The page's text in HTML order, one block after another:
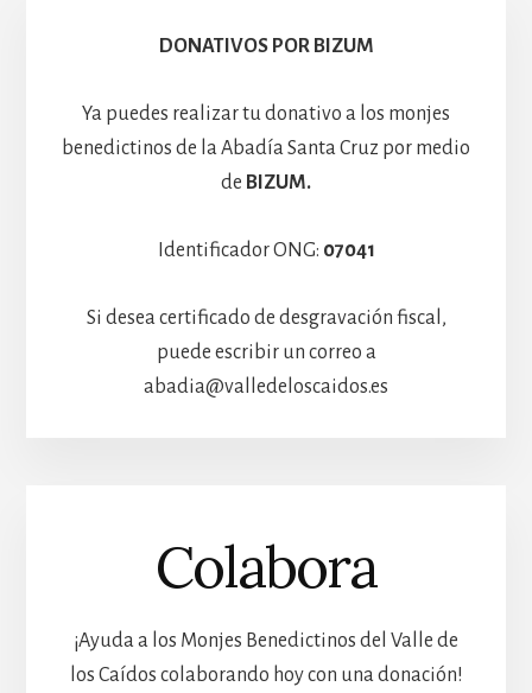
Hospedería
DONATIVOS POR BIZUM
Ya puedes realizar tu donativo a los monjes
benedictinos de la Abadía Santa Cruz por medio
de BIZUM.
Identificador ONG: 07041
Si desea certificado de desgravación fiscal,
puede escribir un correo a
abadia@valledeloscaidos.es
Colabora
¡Ayuda a los Monjes Benedictinos del Valle de
los Caídos colaborando hoy con una donación!